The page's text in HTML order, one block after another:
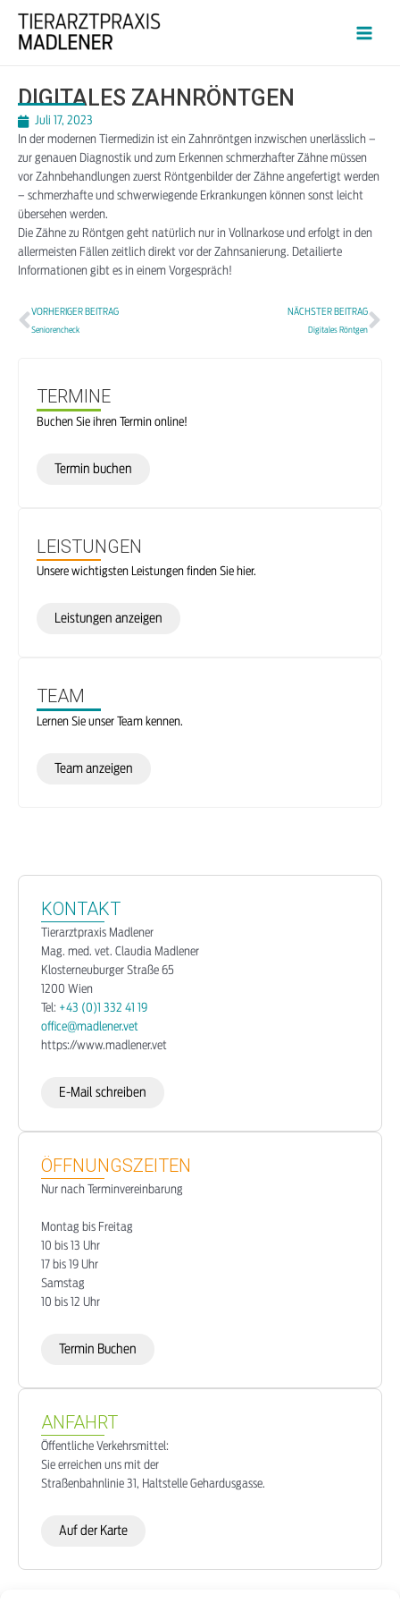
DIGITALES ZAHNRÖNTGEN
Juli 17, 2023
In der modernen Tiermedizin ist ein Zahnröntgen inzwischen unerlässlich –
zur genauen Diagnostik und zum Erkennen schmerzhafter Zähne müssen
vor Zahnbehandlungen zuerst Röntgenbilder der Zähne angefertigt werden
– schmerzhafte und schwerwiegende Erkrankungen können sonst leicht
übersehen werden.
Die Zähne zu Röntgen geht natürlich nur in Vollnarkose und erfolgt in den
allermeisten Fällen zeitlich direkt vor der Zahnsanierung. Detailierte
Informationen gibt es in einem Vorgespräch!
VORHERIGER BEITRAG
Seniorencheck
NÄCHSTER BEITRAG
Digitales Röntgen
TERMINE
Buchen Sie ihren Termin online!
Termin buchen
LEISTUNGEN
Unsere wichtigsten Leistungen finden Sie hier.
Leistungen anzeigen
TEAM
Lernen Sie unser Team kennen.
Team anzeigen
KONTAKT
Tierarztpraxis Madlener
Mag. med. vet. Claudia Madlener
Klosterneuburger Straße 65
1200 Wien
Tel: +43 (0)1 332 41 19
office@madlener.vet
https://www.madlener.vet
E-Mail schreiben
ÖFFNUNGSZEITEN
Nur nach Terminvereinbarung
Montag bis Freitag
10 bis 13 Uhr
17 bis 19 Uhr
Samstag
10 bis 12 Uhr
Termin Buchen
ANFAHRT
Öffentliche Verkehrsmittel:
Sie erreichen uns mit der
Straßenbahnlinie 31, Haltstelle Gehardusgasse.
Auf der Karte